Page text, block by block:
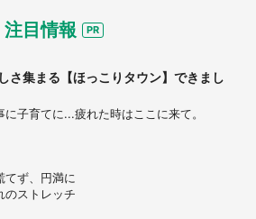
注目情報
さ集まる【ほっこりタウン】できまし
に子育てに...疲れた時はここに来て。
てず、円満に
のストレッチ